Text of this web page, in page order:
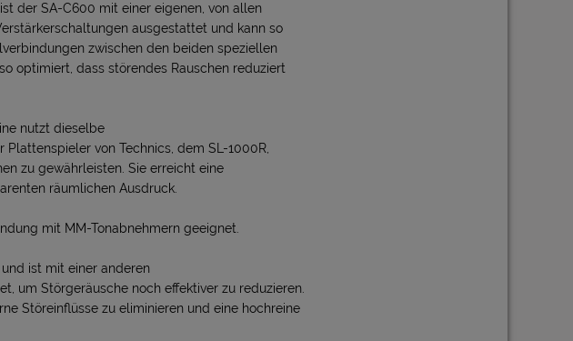
der SA-C600 mit einer eigenen, von allen
ausgestattet und kann so
zwischen den beiden speziellen
optimiert, dass störendes Rauschen reduziert
nutzt dieselbe
von Technics, dem SL-1000R,
zu gewährleisten. Sie erreicht eine
räumlichen Ausdruck.
mit MM-Tonabnehmern geeignet.
ist mit einer anderen
um Störgeräusche noch effektiver zu reduzieren.
Störeinflüsse zu eliminieren und eine hochreine